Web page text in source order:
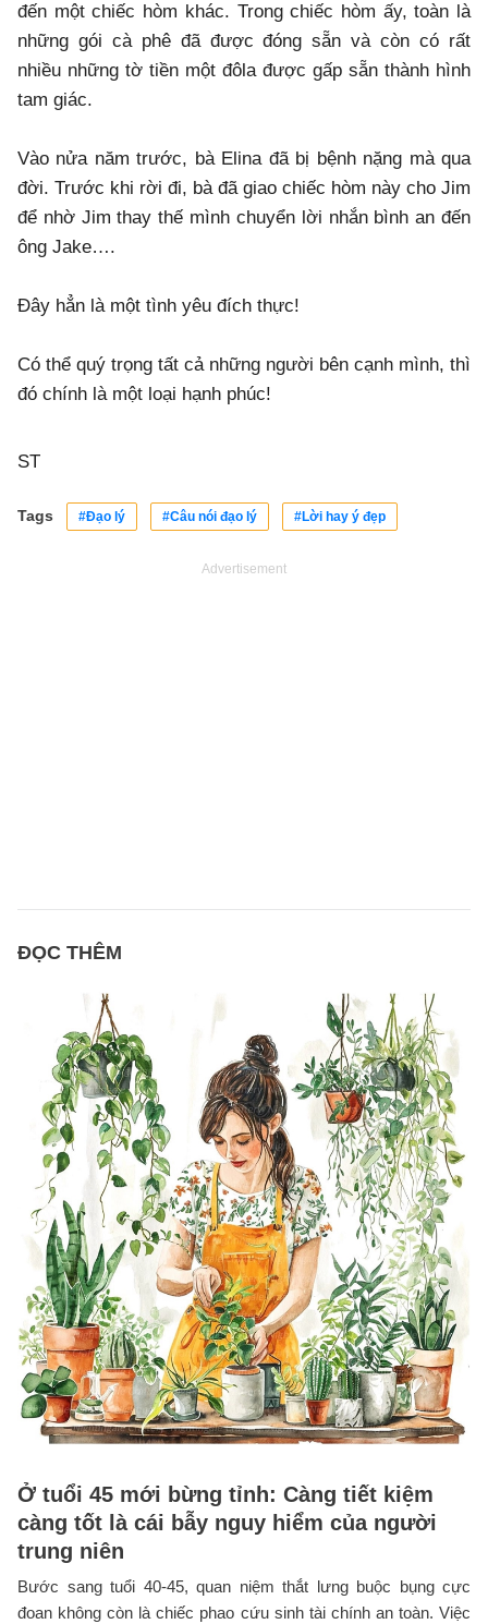
đến một chiếc hòm khác. Trong chiếc hòm ấy, toàn là
những gói cà phê đã được đóng sẵn và còn có rất
nhiều những tờ tiền một đôla được gấp sẵn thành hình
tam giác.
Vào nửa năm trước, bà Elina đã bị bệnh nặng mà qua
đời. Trước khi rời đi, bà đã giao chiếc hòm này cho Jim
để nhờ Jim thay thế mình chuyển lời nhắn bình an đến
ông Jake….
Đây hẳn là một tình yêu đích thực!
Có thể quý trọng tất cả những người bên cạnh mình, thì
đó chính là một loại hạnh phúc!
ST
Tags #Đạo lý #Câu nói đạo lý #Lời hay ý đẹp
Advertisement
ĐỌC THÊM
Ở tuổi 45 mới bừng tỉnh: Càng tiết kiệm
càng tốt là cái bẫy nguy hiểm của người
trung niên
Bước sang tuổi 40-45, quan niệm thắt lưng buộc bụng cực
đoan không còn là chiếc phao cứu sinh tài chính an toàn. Việc